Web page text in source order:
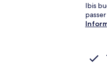
Ibis